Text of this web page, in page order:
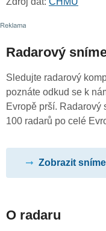
Radarový
Sledujte radarový
poznáte odkud se k
Evropě prší. Radarový
100 radarů po celé
Zobrazit
O radaru